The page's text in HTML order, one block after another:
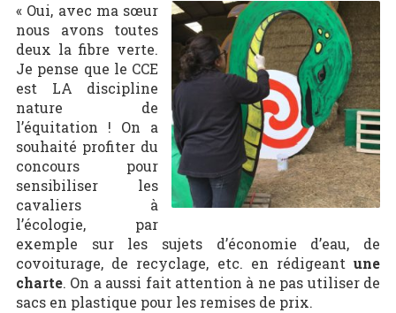
« Oui, avec ma sœur
nous avons toutes
deux la fibre verte.
Je pense que le CCE
est LA discipline
nature de
l’équitation ! On a
souhaité profiter du
concours pour
sensibiliser les
cavaliers à
l’écologie, par
exemple sur les sujets d’économie d’eau, de
covoiturage, de recyclage, etc. en rédigeantune
charte. On a aussi fait attention à ne pas utiliser de
sacs en plastique pour les remises de prix.